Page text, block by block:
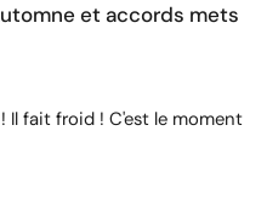
et accords mets
Il fait froid ! C'est le moment